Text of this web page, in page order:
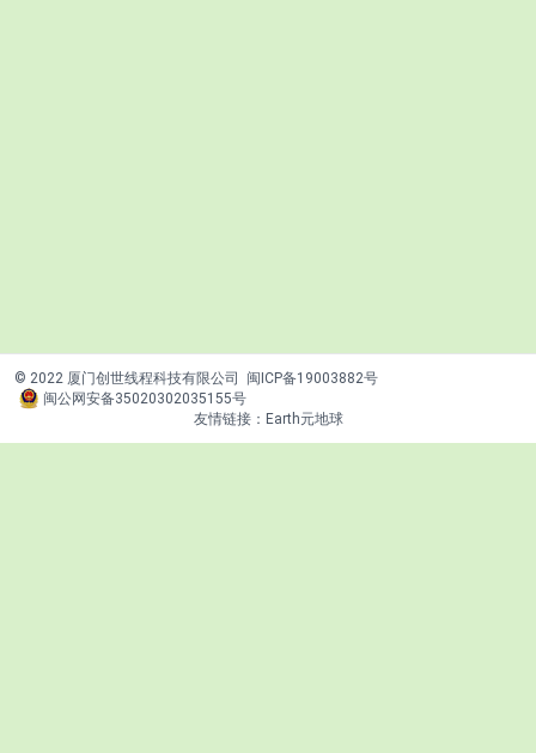
© 2022 厦门创世线程科技有限公司
闽ICP备19003882号
闽公网安备35020302035155号
友情链接： Earth元地球